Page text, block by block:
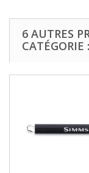
6 AUTRES
CATÉGORIE :